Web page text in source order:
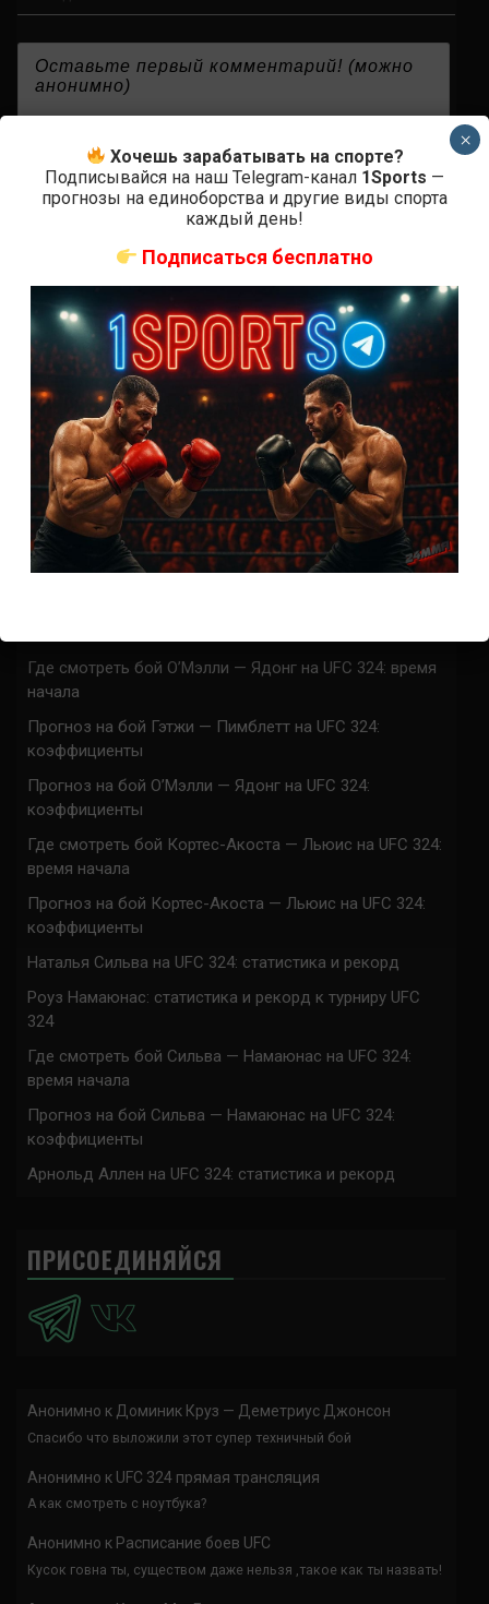
СВЕЖИЕ ЗАПИСИ
ACA 200 прямая трансляция
Марафон боев UFC 325 прямая трансляция
UFC 324 прямая трансляция
Марафон боев UFC 324 прямая трансляция
Где смотреть бой О’Мэлли — Ядонг на UFC 324: время
начала
Прогноз на бой Гэтжи — Пимблетт на UFC 324:
коэффициенты
Прогноз на бой О’Мэлли — Ядонг на UFC 324:
коэффициенты
Где смотреть бой Кортес-Акоста — Льюис на UFC 324:
время начала
Прогноз на бой Кортес-Акоста — Льюис на UFC 324:
коэффициенты
Наталья Сильва на UFC 324: статистика и рекорд
Роуз Намаюнас: статистика и рекорд к турниру UFC
324
Где смотреть бой Сильва — Намаюнас на UFC 324:
время начала
Прогноз на бой Сильва — Намаюнас на UFC 324:
коэффициенты
Арнольд Аллен на UFC 324: статистика и рекорд
ПРИСОЕДИНЯЙСЯ
Анонимно к Доминик Круз — Деметриус Джонсон
Спасибо что выложили этот супер техничный бой
Анонимно к UFC 324 прямая трансляция
А как смотреть с ноутбука?
Анонимно к Расписание боев UFC
Кусок говна ты, существом даже нельзя ,такое как ты назвать!
Хочешь зарабатывать на спорте?
Подписывайся на наш Telegram-канал 1Sports —
прогнозы на единоборства и другие виды спорта
каждый день!
Подписаться бесплатно
×